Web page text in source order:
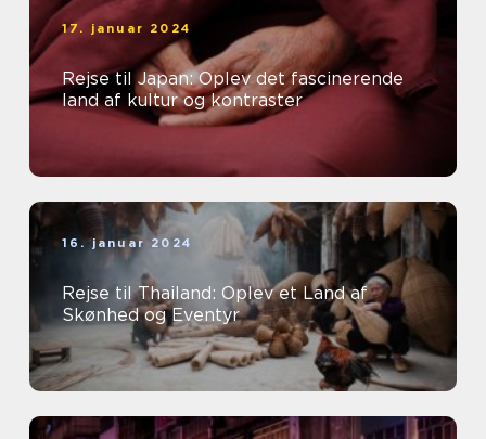
17. januar 2024
Rejse til Japan: Oplev det fascinerende
land af kultur og kontraster
16. januar 2024
Rejse til Thailand: Oplev et Land af
Skønhed og Eventyr